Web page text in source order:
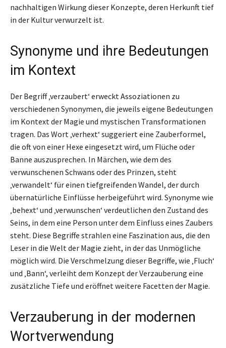
nachhaltigen Wirkung dieser Konzepte, deren Herkunft tief
in der Kultur verwurzelt ist.
Synonyme und ihre Bedeutungen
im Kontext
Der Begriff ‚verzaubert‘ erweckt Assoziationen zu
verschiedenen Synonymen, die jeweils eigene Bedeutungen
im Kontext der Magie und mystischen Transformationen
tragen. Das Wort ‚verhext‘ suggeriert eine Zauberformel,
die oft von einer Hexe eingesetzt wird, um Flüche oder
Banne auszusprechen. In Märchen, wie dem des
verwunschenen Schwans oder des Prinzen, steht
‚verwandelt‘ für einen tiefgreifenden Wandel, der durch
übernatürliche Einflüsse herbeigeführt wird. Synonyme wie
‚behext‘ und ‚verwunschen‘ verdeutlichen den Zustand des
Seins, in dem eine Person unter dem Einfluss eines Zaubers
steht. Diese Begriffe strahlen eine Faszination aus, die den
Leser in die Welt der Magie zieht, in der das Unmögliche
möglich wird. Die Verschmelzung dieser Begriffe, wie ‚Fluch‘
und ‚Bann‘, verleiht dem Konzept der Verzauberung eine
zusätzliche Tiefe und eröffnet weitere Facetten der Magie.
Verzauberung in der modernen
Wortverwendung